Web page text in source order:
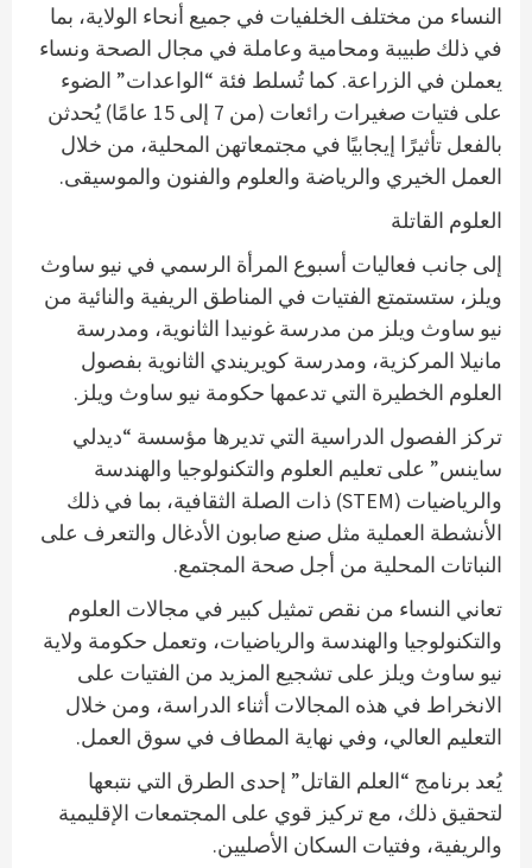
النساء من مختلف الخلفيات في جميع أنحاء الولاية، بما
في ذلك طبيبة ومحامية وعاملة في مجال الصحة ونساء
يعملن في الزراعة. كما تُسلط فئة “الواعدات” الضوء
على فتيات صغيرات رائعات (من 7 إلى 15 عامًا) يُحدثن
بالفعل تأثيرًا إيجابيًا في مجتمعاتهن المحلية، من خلال
العمل الخيري والرياضة والعلوم والفنون والموسيقى.
العلوم القاتلة
إلى جانب فعاليات أسبوع المرأة الرسمي في نيو ساوث
ويلز، ستستمتع الفتيات في المناطق الريفية والنائية من
نيو ساوث ويلز من مدرسة غونيدا الثانوية، ومدرسة
مانيلا المركزية، ومدرسة كويريندي الثانوية بفصول
العلوم الخطيرة التي تدعمها حكومة نيو ساوث ويلز.
تركز الفصول الدراسية التي تديرها مؤسسة “ديدلي
ساينس” على تعليم العلوم والتكنولوجيا والهندسة
والرياضيات (STEM) ذات الصلة الثقافية، بما في ذلك
الأنشطة العملية مثل صنع صابون الأدغال والتعرف على
النباتات المحلية من أجل صحة المجتمع.
تعاني النساء من نقص تمثيل كبير في مجالات العلوم
والتكنولوجيا والهندسة والرياضيات، وتعمل حكومة ولاية
نيو ساوث ويلز على تشجيع المزيد من الفتيات على
الانخراط في هذه المجالات أثناء الدراسة، ومن خلال
التعليم العالي، وفي نهاية المطاف في سوق العمل.
يُعد برنامج “العلم القاتل” إحدى الطرق التي نتبعها
لتحقيق ذلك، مع تركيز قوي على المجتمعات الإقليمية
والريفية، وفتيات السكان الأصليين.